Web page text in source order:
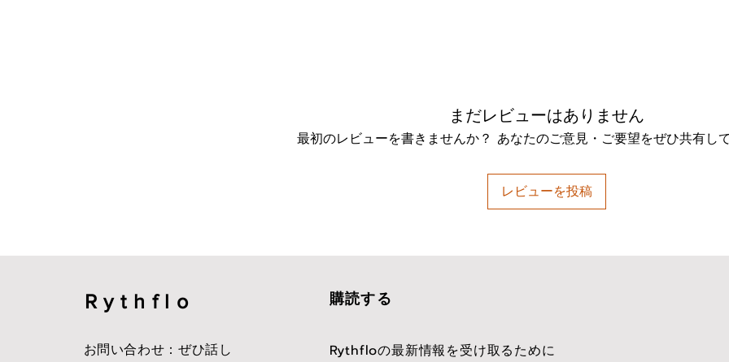
まだレビューはありません
最初のレビューを書きませんか？ あなたのご意見・ご要望をぜひ共有して
レビューを投稿
Rythflo
お問い合わせ：ぜひ話し
購読する
Rythfloの最新情報を受け取るために